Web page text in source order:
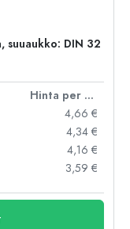
suuaukko: DIN 32
Hinta per kpl
4,66 €
4,34 €
4,16 €
3,59 €